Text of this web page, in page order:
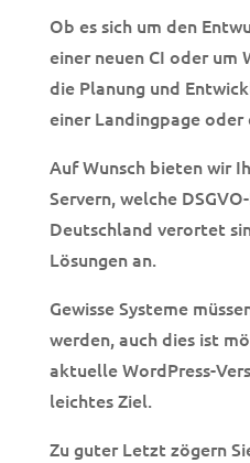
Ob es sich um den
einer neuen CI oder
die Planung und
einer Landingpage
Auf Wunsch bieten wir
Servern, welche
Deutschland verortet
Lösungen an.
Gewisse Systeme
werden, auch dies ist
aktuelle WordPress-
leichtes Ziel.
Zu guter Letzt zögern